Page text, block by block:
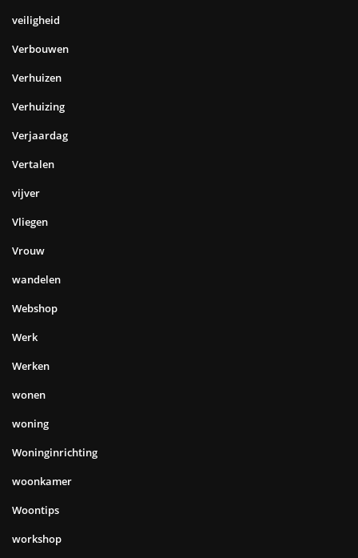
veiligheid
Verbouwen
Verhuizen
Verhuizing
Verjaardag
Vertalen
vijver
Vliegen
Vrouw
wandelen
Webshop
Werk
Werken
wonen
woning
Woninginrichting
woonkamer
Woontips
workshop